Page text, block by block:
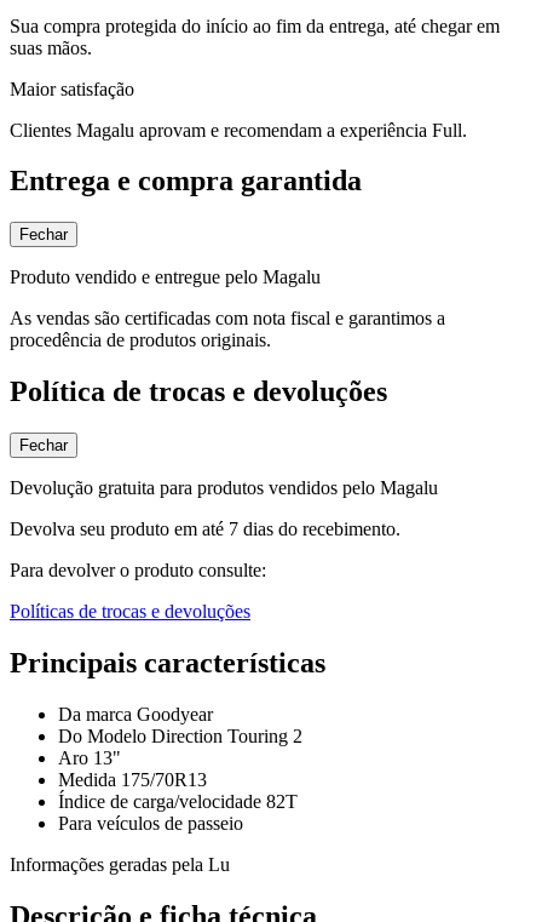
Sua compra protegida do início ao fim da entrega, até chegar em
suas mãos.
Maior satisfação
Clientes Magalu aprovam e recomendam a experiência Full.
Entrega e compra garantida
Fechar
Produto vendido e entregue pelo Magalu
As vendas são certificadas com nota fiscal e garantimos a
procedência de produtos originais.
Política de trocas e devoluções
Fechar
Devolução gratuita para produtos vendidos pelo Magalu
Devolva seu produto em até 7 dias do recebimento.
Para devolver o produto consulte:
Políticas de trocas e devoluções
Principais características
Da marca Goodyear
Do Modelo Direction Touring 2
Aro 13"
Medida 175/70R13
Índice de carga/velocidade 82T
Para veículos de passeio
Informações geradas pela Lu